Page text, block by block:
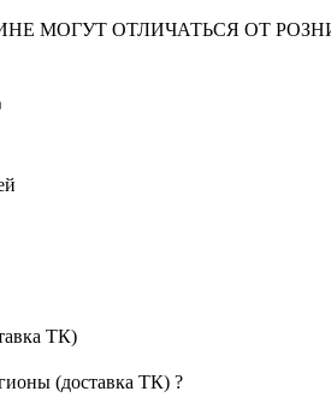
МОГУТ ОТЛИЧАТЬСЯ ОТ
ТК)
(доставка ТК) ?